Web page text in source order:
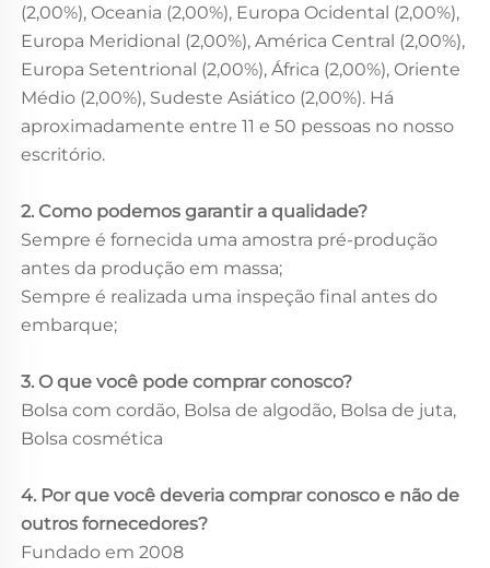
(2,00%), Oceania (2,00%), Europa Ocidental (2,00%),
Europa Meridional (2,00%), América Central (2,00%),
Europa Setentrional (2,00%), África (2,00%), Oriente
Médio (2,00%), Sudeste Asiático (2,00%). Há
aproximadamente entre 11 e 50 pessoas no nosso
escritório.
2. Como podemos garantir a qualidade?
Sempre é fornecida uma amostra pré-produção
antes da produção em massa;
Sempre é realizada uma inspeção final antes do
embarque;
3. O que você pode comprar conosco?
Bolsa com cordão, Bolsa de algodão, Bolsa de juta,
Bolsa cosmética
4. Por que você deveria comprar conosco e não de
outros fornecedores?
Fundado em 2008